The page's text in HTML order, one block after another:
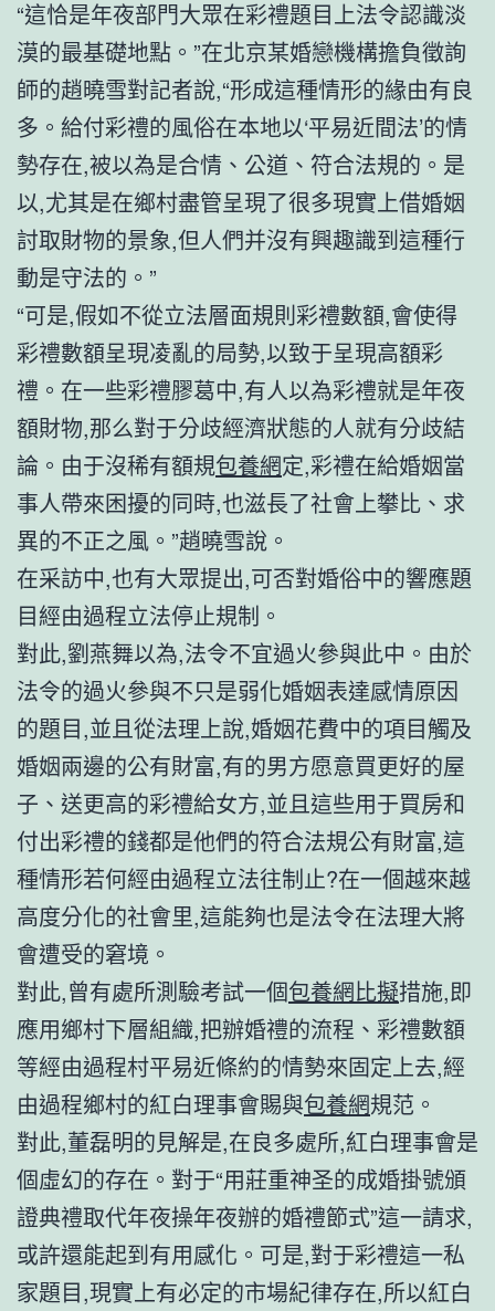
“這恰是年夜部門大眾在彩禮題目上法令認識淡
漠的最基礎地點。”在北京某婚戀機構擔負徵詢
師的趙曉雪對記者說,“形成這種情形的緣由有良
多。給付彩禮的風俗在本地以‘平易近間法’的情
勢存在,被以為是合情、公道、符合法規的。是
以,尤其是在鄉村盡管呈現了很多現實上借婚姻
討取財物的景象,但人們并沒有興趣識到這種行
動是守法的。”
“可是,假如不從立法層面規則彩禮數額,會使得
彩禮數額呈現凌亂的局勢,以致于呈現高額彩
禮。在一些彩禮膠葛中,有人以為彩禮就是年夜
額財物,那么對于分歧經濟狀態的人就有分歧結
論。由于沒稀有額規包養網定,彩禮在給婚姻當
事人帶來困擾的同時,也滋長了社會上攀比、求
異的不正之風。”趙曉雪說。
在采訪中,也有大眾提出,可否對婚俗中的響應題
目經由過程立法停止規制。
對此,劉燕舞以為,法令不宜過火參與此中。由於
法令的過火參與不只是弱化婚姻表達感情原因
的題目,並且從法理上說,婚姻花費中的項目觸及
婚姻兩邊的公有財富,有的男方愿意買更好的屋
子、送更高的彩禮給女方,並且這些用于買房和
付出彩禮的錢都是他們的符合法規公有財富,這
種情形若何經由過程立法往制止?在一個越來越
高度分化的社會里,這能夠也是法令在法理大將
會遭受的窘境。
對此,曾有處所測驗考試一個包養網比擬措施,即
應用鄉村下層組織,把辦婚禮的流程、彩禮數額
等經由過程村平易近條約的情勢來固定上去,經
由過程鄉村的紅白理事會賜與包養網規范。
對此,董磊明的見解是,在良多處所,紅白理事會是
個虛幻的存在。對于“用莊重神圣的成婚掛號頒
證典禮取代年夜操年夜辦的婚禮節式”這一請求,
或許還能起到有用感化。可是,對于彩禮這一私
家題目,現實上有必定的市場紀律存在,所以紅白